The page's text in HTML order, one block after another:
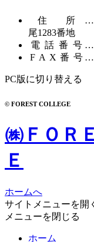
住所
尾1283番地
電話番号
FAX番号
PC版に切り替える
© FOREST COLLEGE
㈱ＦＯＲ
Ｅ
ホームへ
サイトメニューを開
メニューを閉じる
ホーム